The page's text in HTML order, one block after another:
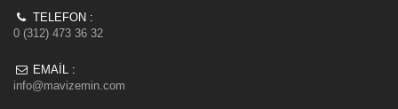
TELEFON :
0 (312) 473 36 32
EMAIL :
info@mavizemin.com